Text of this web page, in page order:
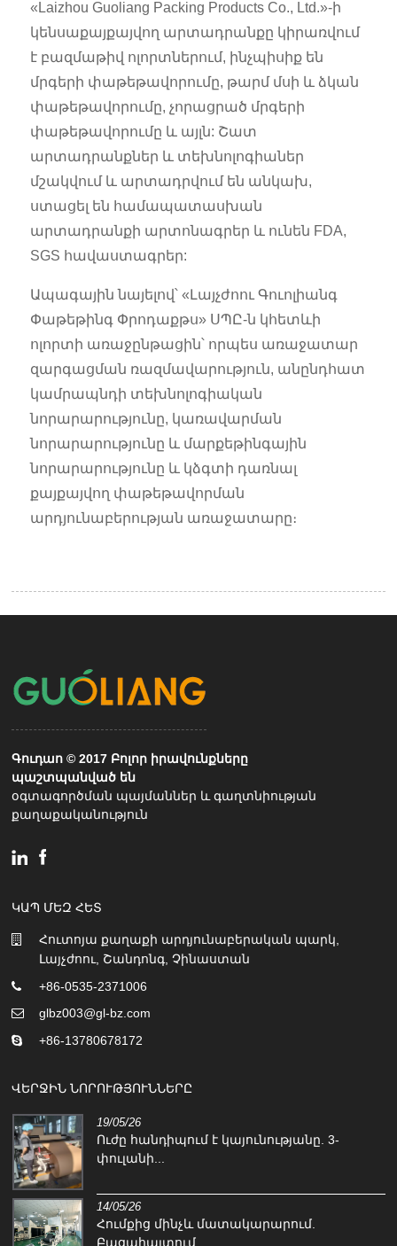
«Laizhou Guoliang Packing Products Co., Ltd.»-ի
կենսաքայքայվող արտադրանքը կիրառվում
է բազմաթիվ ոլորտներում, ինչպիսիք են
մրգերի փաթեթավորումը, թարմ մսի և ձկան
փաթեթավորումը, չորացրած մրգերի
փաթեթավորումը և այլն: Շատ
արտադրանքներ և տեխնոլոգիաներ
մշակվում և արտադրվում են անկախ,
ստացել են համապատասխան
արտադրանքի արտոնագրեր և ունեն FDA,
SGS հավաստագրեր:
Ապագային նայելով՝ «Լայչժոու Գուոլիանգ
Փաթեթինգ Փրոդաքթս» ՍՊԸ-ն կհետևի
ոլորտի առաջընթացին՝ որպես առաջատար
զարգացման ռազմավարություն, անընդհատ
կամրապնդի տեխնոլոգիական
նորարարությունը, կառավարման
նորարարությունը և մարքեթինգային
նորարարությունը և կձգտի դառնալ
քայքայվող փաթեթավորման
արդյունաբերության առաջատարը։
Գուդաո © 2017 Բոլոր իրավունքները
պաշտպանված են
օգտագործման պայմաններ և գաղտնիության
քաղաքականություն
ԿԱՊ ՄԵԶ ՀԵՏ
Հուտոյա քաղաքի արդյունաբերական պարկ,
Լայչժոու, Շանդոնգ, Չինաստան
+86-0535-2371006
glbz003@gl-bz.com
+86-13780678172
ՎԵՐՋԻՆ ՆՈՐՈՒԹՅՈՒՆՆԵՐԸ
19/05/26
Ուժը հանդիպում է կայունությանը. 3-
փուլանի...
14/05/26
Հումքից մինչև մատակարարում.
Բացահայտում...